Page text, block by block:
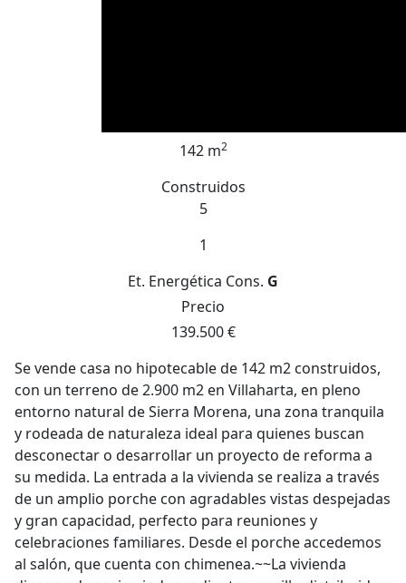
142 m2
Construidos
5
1
Et. Energética Cons. G
Precio
139.500 €
Se vende casa no hipotecable de 142 m2 construidos,
con un terreno de 2.900 m2 en Villaharta, en pleno
entorno natural de Sierra Morena, una zona tranquila
y rodeada de naturaleza ideal para quienes buscan
desconectar o desarrollar un proyecto de reforma a
su medida. La entrada a la vivienda se realiza a través
de un amplio porche con agradables vistas despejadas
y gran capacidad, perfecto para reuniones y
celebraciones familiares. Desde el porche accedemos
al salón, que cuenta con chimenea.~~La vivienda